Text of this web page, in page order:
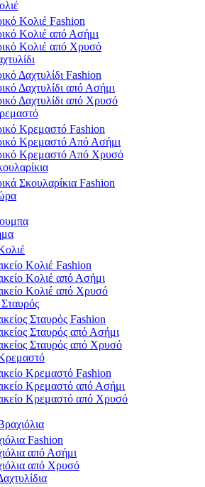
Κολιέ Fashion
Κολιέ από Ασήμι
Κολιέ από Χρυσό
Δαχτυλίδι Fashion
Δαχτυλίδι από Ασήμι
Δαχτυλίδι από Χρυσό
Κρεμαστό Fashion
Κρεμαστό Από Ασήμι
Κρεμαστό Από Χρυσό
Σκουλαρίκια Fashion
Κολιέ Fashion
Κολιέ από Ασήμι
Κολιέ από Χρυσό
Σταυρός
Σταυρός Fashion
Σταυρός από Ασήμι
Σταυρός από Χρυσό
Κρεμαστό Fashion
Κρεμαστό από Ασήμι
Κρεμαστό από Χρυσό
Fashion
από Ασήμι
από Χρυσό